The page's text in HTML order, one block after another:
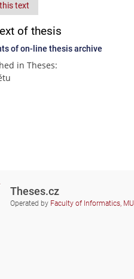
text
of thesis
of on-line thesis archive
in Theses:
Theses.cz
Operated by Faculty of Informatics, MU